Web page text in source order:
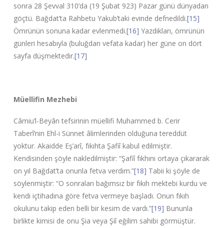
sonra 28 Şevval 310’da (19 Şubat 923) Pazar günü dünyadan
göçtü. Bağdat’ta Rahbetu Yakub’taki evinde defnedildi.[15]
Ömrünün sonuna kadar evlenmedi.[16] Yazdıkları, ömrünün
günleri hesabıyla (buluğdan vefata kadar) her güne on dört
sayfa düşmektedir.[17]
Müellifin Mezhebi
Câmiu’l-Beyân tefsirinin müellifi Muhammed b. Cerir
Taberî’nin Ehl-i Sünnet âlimlerinden olduğuna tereddüt
yoktur. Akaidde Eş’arî, fıkıhta Şafiî kabul edilmiştir.
Kendisinden şöyle nakledilmiştir: “Şafiî fıkhını ortaya çıkararak
on yıl Bağdat’ta onunla fetva verdim.”[18] Tabii ki şöyle de
söylenmiştir: “O sonraları bağımsız bir fıkıh mektebi kurdu ve
kendi içtihadına göre fetva vermeye başladı. Onun fıkıh
okulunu takip eden belli bir kesim de vardı.”[19] Bununla
birlikte kimisi de onu Şia veya Şiî eğilim sahibi görmüştür.